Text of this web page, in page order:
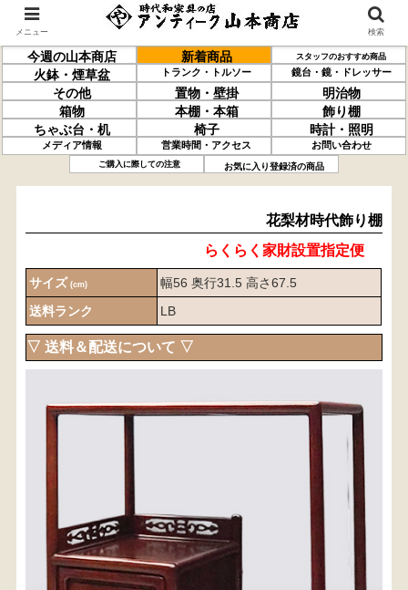
今週の山本商店 新着商品 スタッフのおすすめ商品
火鉢・煙草盆 トランク・トルソー 鏡台・鏡・ドレッサー
その他 置物・壁掛
明治物
箱物
本棚・本箱
飾り棚
ちゃぶ台・机
椅子 時計・照明
メディア情報 営業時間・アクセス お問い合わせ
ご購入に際しての注意 お気に入り登録済の商品
花梨材時代飾り棚
花梨材時代飾り棚
らくらく家財設置指定便
サイズ (cm)
幅56 奥行31.5 高さ67.5
送料ランク
LB
▽ 送料＆配送について ▽
〈送料について〉
・商品代金に送料は含まれておりません。
・送料は、商品のサイズ・発送先地域によって異なり
・ご購入手続きを進める途中で「宅急便」を選択いた
・配送についての詳細は、こちら →
【送料を確認する】
メニュー 検索